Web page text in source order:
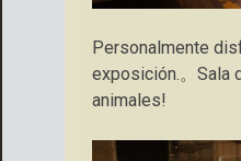
Personalmente
exposición.。Sala
animales!